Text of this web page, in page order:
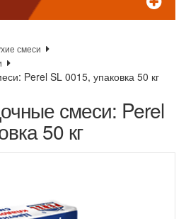
смеси
Perel SL 0015, упаковка 50 кг
смеси: Perel
50 кг